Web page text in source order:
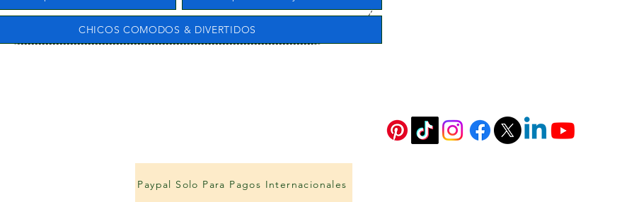
CHICOS COMODOS & DIVERTIDOS
Paypal Solo Para Pagos Internacionales